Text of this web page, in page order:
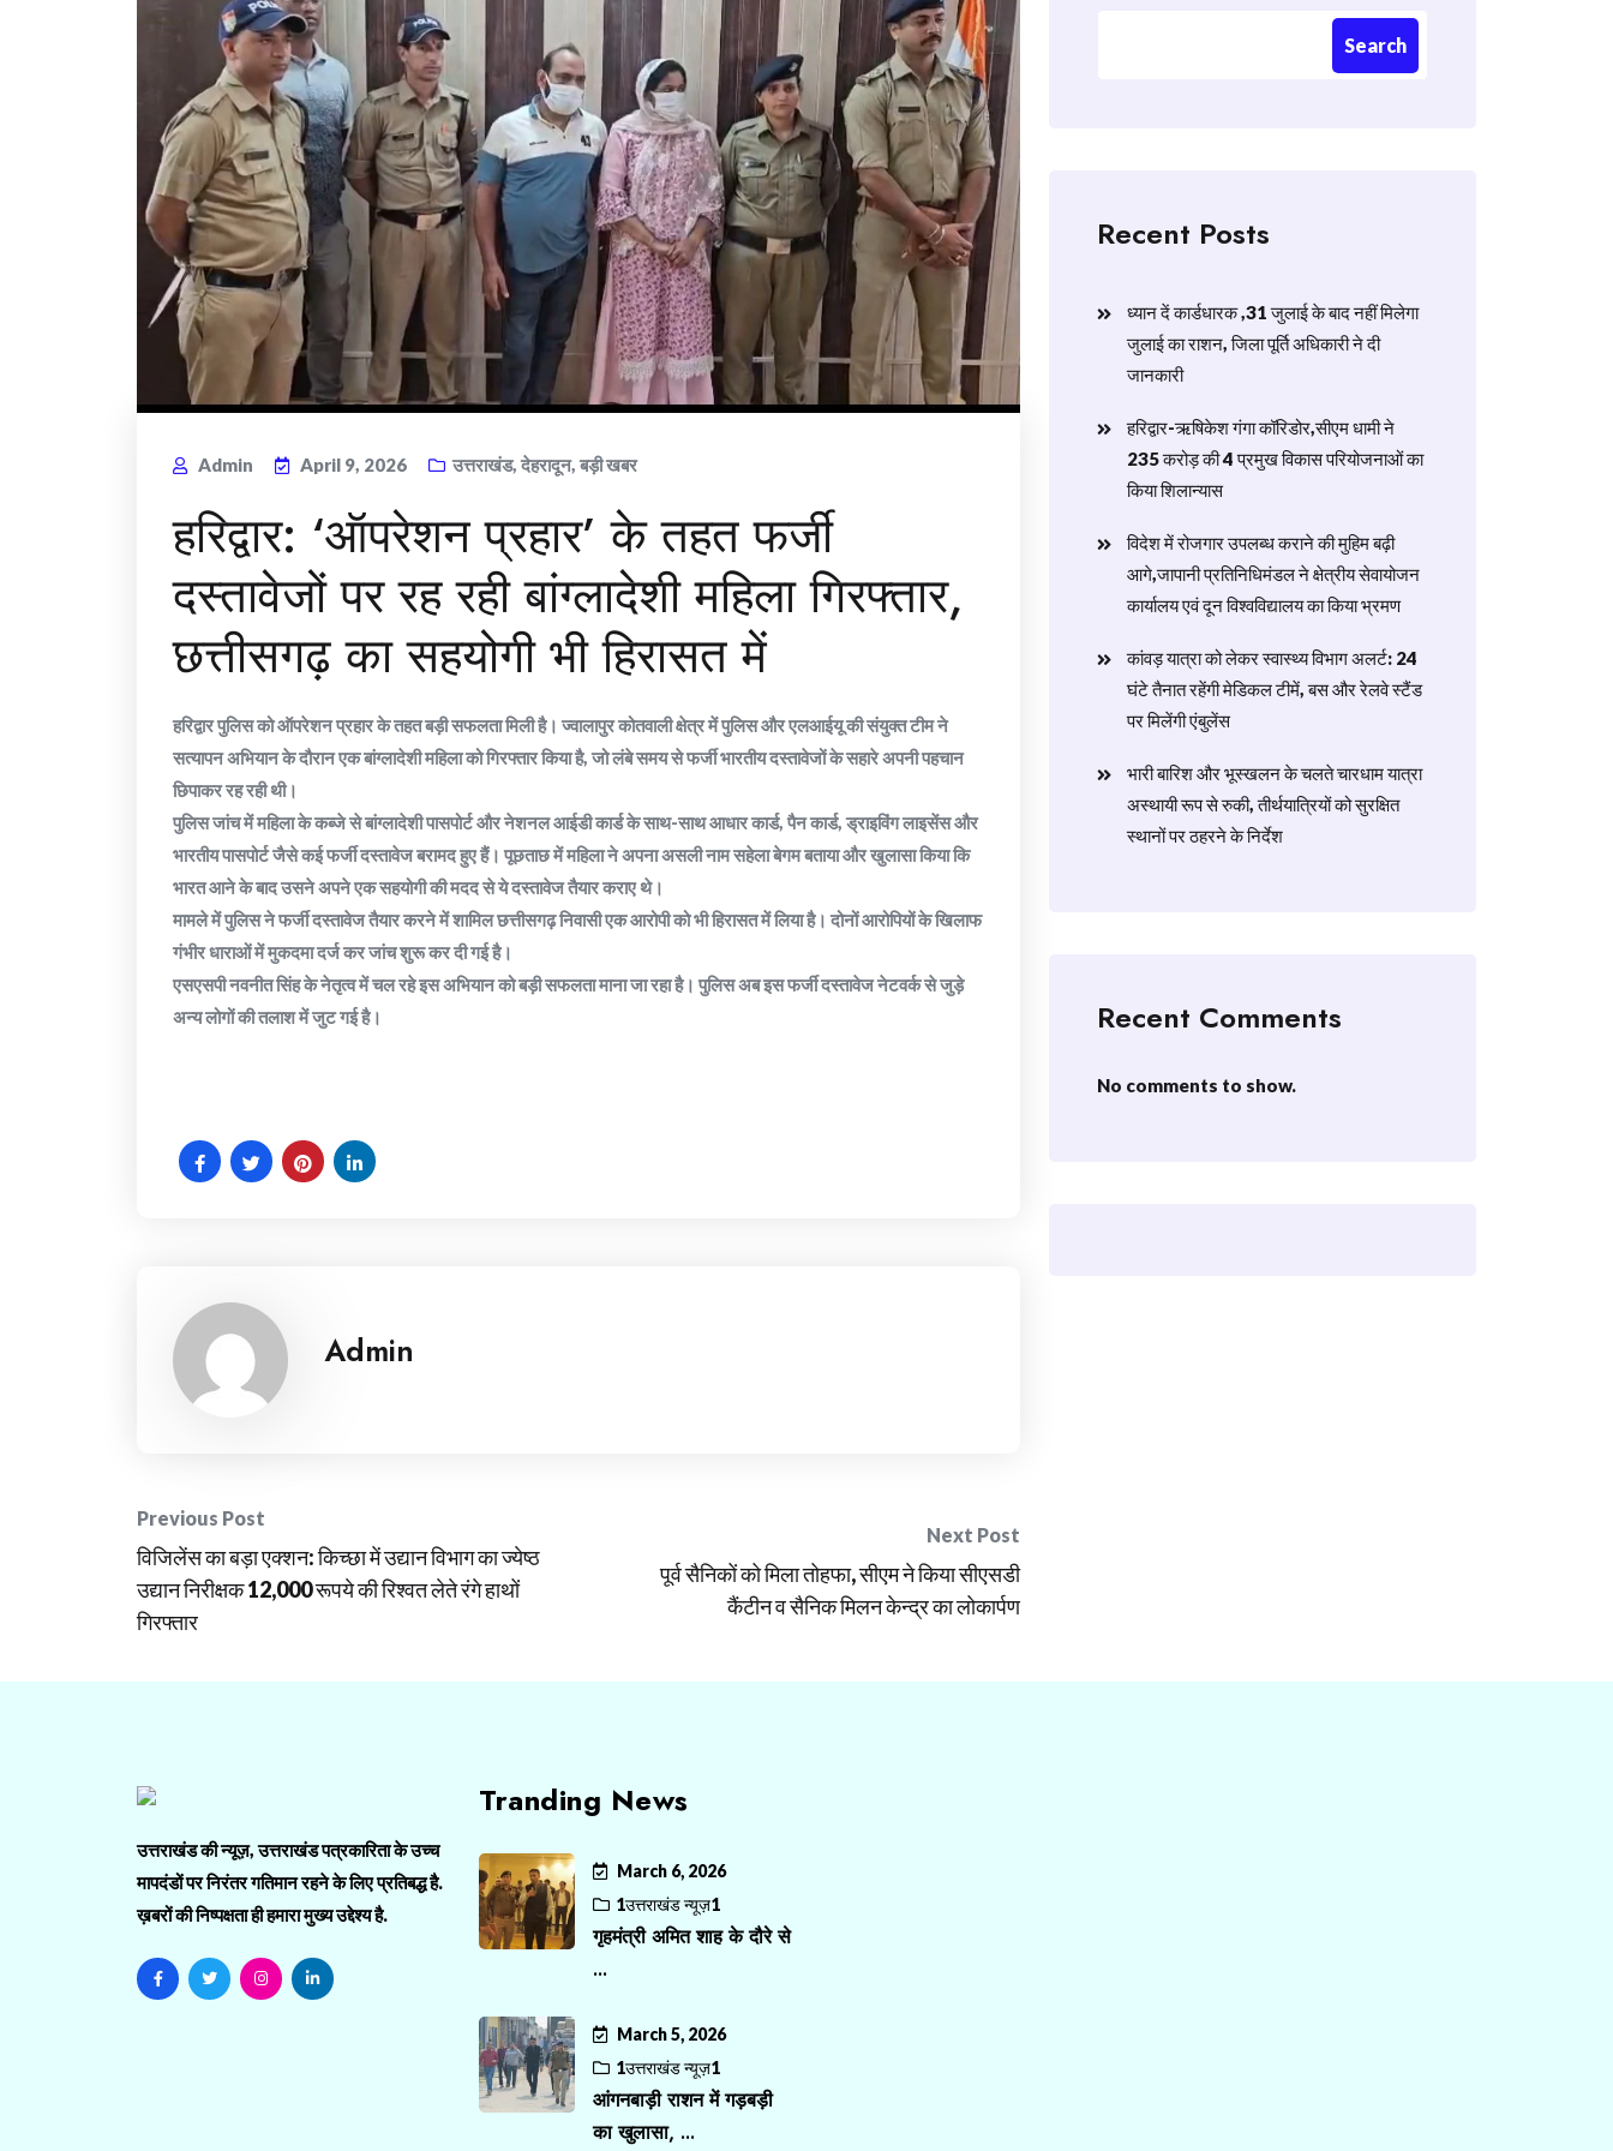
Admin April 9, 2026 उत्तराखंड, देहरादून, बड़ी खबर
हरिद्वार: ‘ऑपरेशन प्रहार’ के तहत फर्जी
दस्तावेजों पर रह रही बांग्लादेशी महिला गिरफ्तार,
छत्तीसगढ़ का सहयोगी भी हिरासत में
हरिद्वार पुलिस को ऑपरेशन प्रहार के तहत बड़ी सफलता मिली है। ज्वालापुर कोतवाली क्षेत्र में पुलिस और एलआईयू की संयुक्त टीम ने
सत्यापन अभियान के दौरान एक बांग्लादेशी महिला को गिरफ्तार किया है, जो लंबे समय से फर्जी भारतीय दस्तावेजों के सहारे अपनी पहचान
छिपाकर रह रही थी।
पुलिस जांच में महिला के कब्जे से बांग्लादेशी पासपोर्ट और नेशनल आईडी कार्ड के साथ-साथ आधार कार्ड, पैन कार्ड, ड्राइविंग लाइसेंस और
भारतीय पासपोर्ट जैसे कई फर्जी दस्तावेज बरामद हुए हैं। पूछताछ में महिला ने अपना असली नाम सहेला बेगम बताया और खुलासा किया कि
भारत आने के बाद उसने अपने एक सहयोगी की मदद से ये दस्तावेज तैयार कराए थे।
मामले में पुलिस ने फर्जी दस्तावेज तैयार करने में शामिल छत्तीसगढ़ निवासी एक आरोपी को भी हिरासत में लिया है। दोनों आरोपियों के खिलाफ
गंभीर धाराओं में मुकदमा दर्ज कर जांच शुरू कर दी गई है।
एसएसपी नवनीत सिंह के नेतृत्व में चल रहे इस अभियान को बड़ी सफलता माना जा रहा है। पुलिस अब इस फर्जी दस्तावेज नेटवर्क से जुड़े
अन्य लोगों की तलाश में जुट गई है।
Admin
Post
navigation
Previous Post
विजिलेंस का बड़ा एक्शन: किच्छा में उद्यान विभाग का ज्येष्ठ
उद्यान निरीक्षक 12,000 रूपये की रिश्वत लेते रंगे हाथों
गिरफ्तार
Next Post
पूर्व सैनिकों को मिला तोहफा, सीएम ने किया सीएसडी
कैंटीन व सैनिक मिलन केन्द्र का लोकार्पण
Search
Recent Posts
ध्यान दें कार्डधारक ,31 जुलाई के बाद नहीं मिलेगा
जुलाई का राशन, जिला पूर्ति अधिकारी ने दी
जानकारी
हरिद्वार-ऋषिकेश गंगा कॉरिडोर,सीएम धामी ने
235 करोड़ की 4 प्रमुख विकास परियोजनाओं का
किया शिलान्यास
विदेश में रोजगार उपलब्ध कराने की मुहिम बढ़ी
आगे,जापानी प्रतिनिधिमंडल ने क्षेत्रीय सेवायोजन
कार्यालय एवं दून विश्वविद्यालय का किया भ्रमण
​कांवड़ यात्रा को लेकर स्वास्थ्य विभाग अलर्ट: 24
घंटे तैनात रहेंगी मेडिकल टीमें, बस और रेलवे स्टैंड
पर मिलेंगी एंबुलेंस
​भारी बारिश और भूस्खलन के चलते चारधाम यात्रा
अस्थायी रूप से रुकी, तीर्थयात्रियों को सुरक्षित
स्थानों पर ठहरने के निर्देश
Recent Comments
No comments to show.
उत्तराखंड की न्यूज़, उत्तराखंड पत्रकारिता के उच्च
मापदंडों पर निरंतर गतिमान रहने के लिए प्रतिबद्ध है.
ख़बरों की निष्पक्षता ही हमारा मुख्य उद्देश्य है.
Tranding News
March 6, 2026
1उत्तराखंड न्यूज़1
गृहमंत्री अमित शाह के दौरे से
...
March 5, 2026
1उत्तराखंड न्यूज़1
आंगनबाड़ी राशन में गड़बड़ी
का खुलासा, ...